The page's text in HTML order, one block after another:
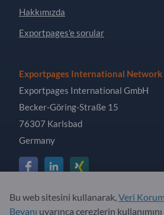
Hakkımızda
Exportpages'e sorular
Exportpages International Network
Exportpages International GmbH
Becker-Göring-Straße 15
76307 Karlsbad
Germany
Copyright © 2026 Exportpages
Bu web sitesini kullanarak,Veri
Beyanı uyarınca çerezlerin kullanımını